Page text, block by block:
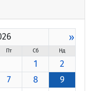
»
Пт Сб Нд
1
2
7 8
9